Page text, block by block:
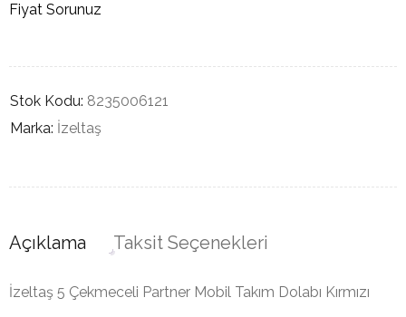
Fiyat Sorunuz
Stok Kodu: 8235006121
Marka: İzeltaş
Açıklama Taksit Seçenekleri
İzeltaş 5 Çekmeceli Partner Mobil Takım Dolabı Kırmızı